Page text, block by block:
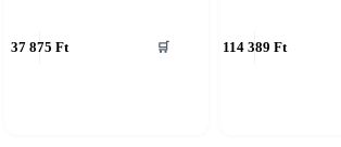
37 875 Ft 🛒 114 389 Ft